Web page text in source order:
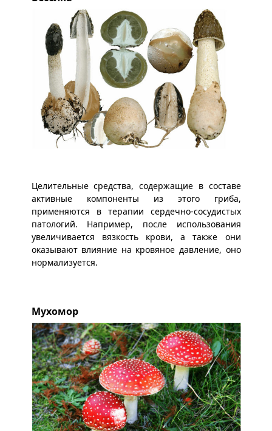
Целительные средства, содержащие в составе
активные компоненты из этого гриба,
применяются в терапии сердечно-сосудистых
патологий. Например, после использования
увеличивается вязкость крови, а также они
оказывают влияние на кровяное давление, оно
нормализуется.
Мухомор